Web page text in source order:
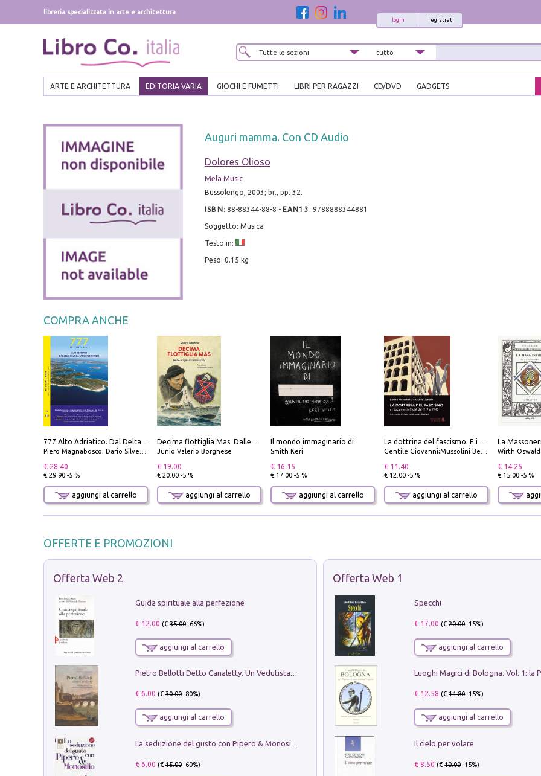
libreria specializzata in arte e architettura
registrati
login
ARTE E ARCHITETTURA EDITORIA VARIA GIOCHI E FUMETTI LIBRI PER RAGAZZI CD/DVD GADGETS
Auguri mamma. Con CD Audio
Dolores Olioso
Mela Music
Bussolengo, 2003; br., pp. 32.
ISBN : 88-88344-88-8 - EAN13 : 9788888344881
Soggetto: Musica
Testo in:
Peso: 0.15 kg
COMPRA ANCHE
777 Alto Adriatico. Dal Delta del Po a Capo Promontore. Con QR Code
Piero Magnabosco; Dario Silvestro; Marco Sbrizzi
€ 28.40
€ 29.90 -5 %
aggiungi al carrello
Decima flottiglia Mas. Dalle origini all'armistizio
Junio Valerio Borghese
€ 19.00
€ 20.00 -5 %
aggiungi al carrello
Il mondo immaginario di
Smith Keri
€ 16.15
€ 17.00 -5 %
aggiungi al carrello
La dottrina del fascismo. E i documenti ufficiali dal 1919 al 1945
Gentile Giovanni;Mussolini Benito
€ 11.40
€ 12.00 -5 %
aggiungi al carrello
Wirth Oswald
€ 14.25
€ 15.00 -5 %
OFFERTE E PROMOZIONI
Offerta Web 2
Guida spirituale alla perfezione
€ 12.00 (€35.00- 66%)
aggiungi al carrello
Pietro Bellotti Detto Canaletty. Un Vedutista Veneziano nella Francia dell'Ancien Régime
€ 6.00 (€30.00- 80%)
aggiungi al carrello
€ 6.00 (€15.00- 60%)
Offerta Web 1
Specchi
€ 17.00 (€20.00- 15%)
aggiungi al carrello
€ 12.58 (€14.80- 15%)
aggiungi al carrello
Il cielo per volare
€ 8.50 (€10.00- 15%)